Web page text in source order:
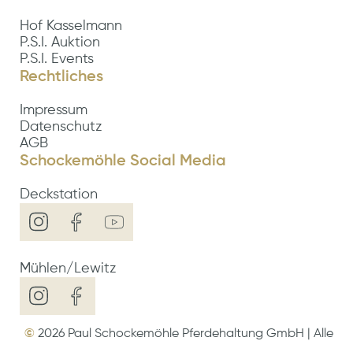
Hof Kasselmann
P.S.I. Auktion
P.S.I. Events
Rechtliches
Impressum
Datenschutz
AGB
Schockemöhle Social Media
Deckstation
Mühlen/Lewitz
© 2026Paul Schockemöhle Pferdehaltung GmbH | Alle